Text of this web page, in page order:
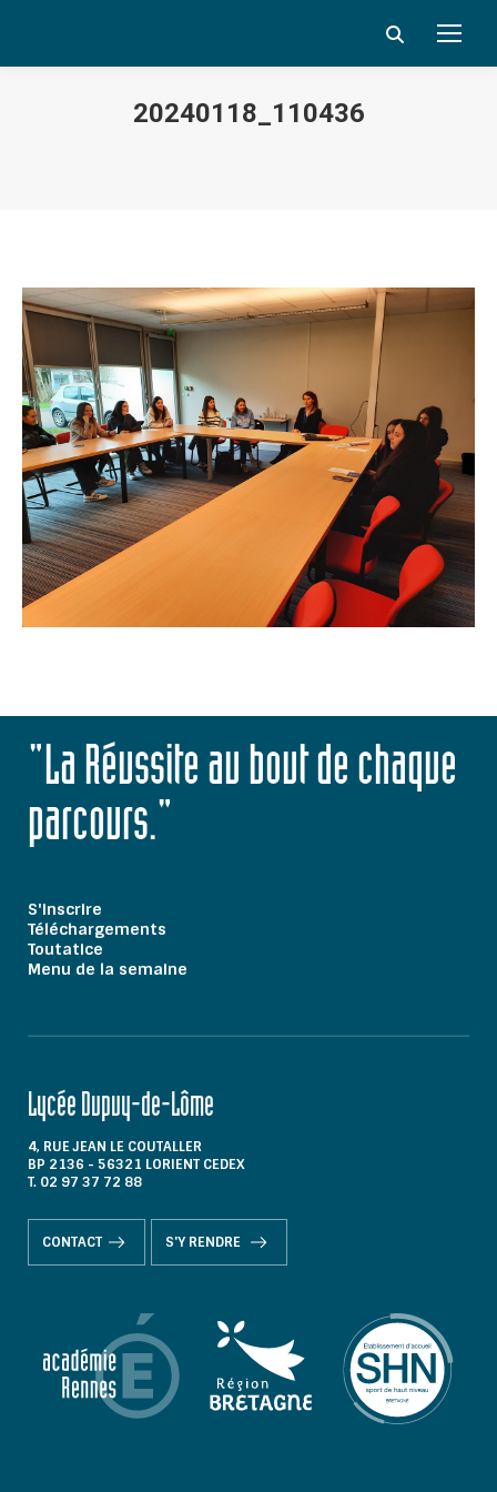
Search:
20240118_110436
"La Réussite au bout de chaque
parcours."
S'inscrire
Téléchargements
Toutatice
Menu de la semaine
Lycée Dupuy-de-Lôme
4, RUE JEAN LE COUTALLER
BP 2136 - 56321 LORIENT CEDEX
T. 02 97 37 72 88
CONTACT S'Y RENDRE